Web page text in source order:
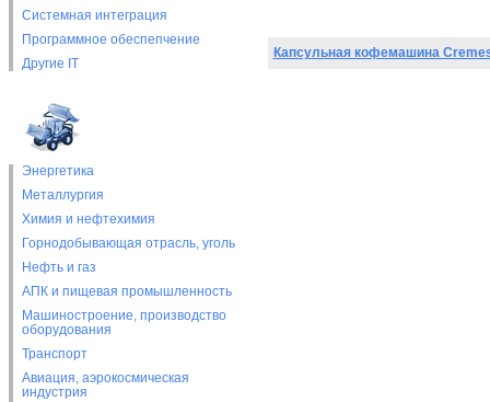
Системная интеграция
Программное обеспепчение
Другие IT
Энергетика
Металлургия
Химия и нефтехимия
Горнодобывающая отрасль, уголь
Нефть и газ
АПК и пищевая промышленность
Машиностроение, производство
оборудования
Транспорт
Авиация, аэрокосмическая
индустрия
Капсульная кофемашина